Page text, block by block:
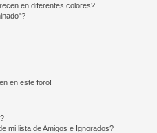
en diferentes colores?
en este foro!
mi lista de Amigos e Ignorados?